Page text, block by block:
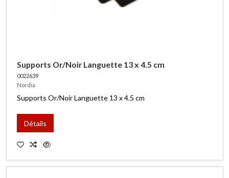
Supports Or/Noir Languette 13 x 4.5 cm
0022639
Nordia
Supports Or/Noir Languette 13 x 4.5 cm
Détails